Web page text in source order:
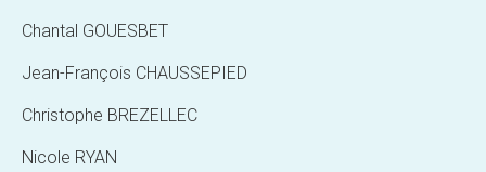
Chantal GOUESBET
Jean-François CHAUSSEPIED
Christophe BREZELLEC
Nicole RYAN